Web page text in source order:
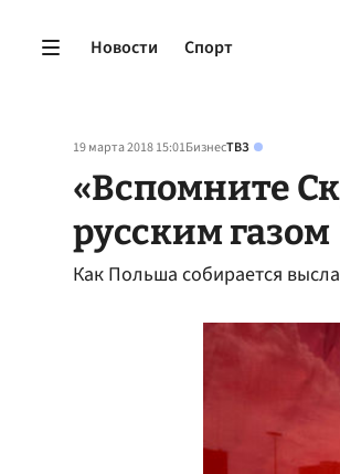
Новости Спорт
19 марта 2018 15:01БизнесТВЗ
«Вспомните
русским газом
Как Польша собирается